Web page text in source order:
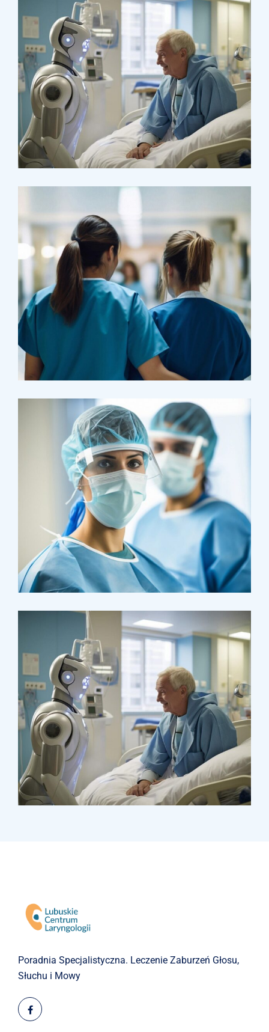
Surgeon
Pediatric Surgery
Treatments
Congestive Heart
Osteopaths
Advices & Checkup
Research
Orthopaedic Surgery
Poradnia Specjalistyczna. Leczenie Zaburzeń Głosu,
Słuchu i Mowy